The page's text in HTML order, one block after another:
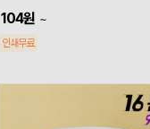
104원 ~
인쇄무료